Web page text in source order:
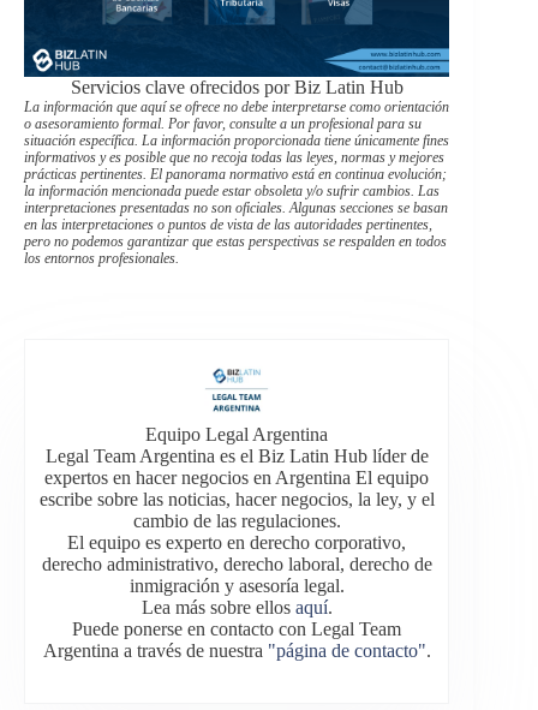
Servicios clave ofrecidos por Biz Latin Hub
La información que aquí se ofrece no debe interpretarse como orientación
o asesoramiento formal. Por favor, consulte a un profesional para su
situación específica. La información proporcionada tiene únicamente fines
informativos y es posible que no recoja todas las leyes, normas y mejores
prácticas pertinentes. El panorama normativo está en continua evolución;
la información mencionada puede estar obsoleta y/o sufrir cambios. Las
interpretaciones presentadas no son oficiales. Algunas secciones se basan
en las interpretaciones o puntos de vista de las autoridades pertinentes,
pero no podemos garantizar que estas perspectivas se respalden en todos
los entornos profesionales.
Equipo Legal Argentina
Legal Team Argentina es el Biz Latin Hub líder de
expertos en hacer negocios en Argentina El equipo
escribe sobre las noticias, hacer negocios, la ley, y el
cambio de las regulaciones.
El equipo es experto en derecho corporativo,
derecho administrativo, derecho laboral, derecho de
inmigración y asesoría legal.
Lea más sobre ellos aquí.
Puede ponerse en contacto con Legal Team
Argentina a través de nuestra "página de contacto".